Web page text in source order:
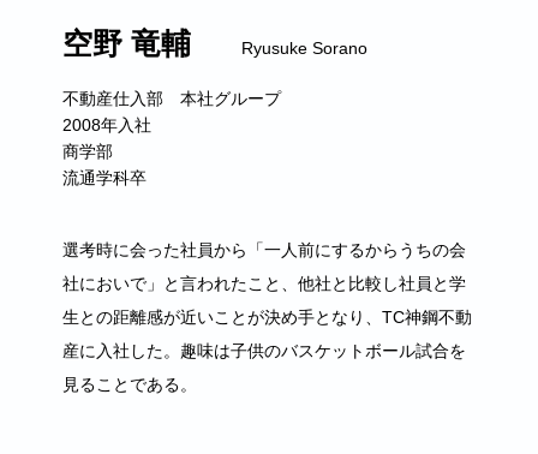
空野 竜輔 Ryusuke Sorano
不動産仕入部 本社グループ
2008年入社
商学部
流通学科卒
選考時に会った社員から「一人前にするからうちの会
社においで」と言われたこと、他社と比較し社員と学
生との距離感が近いことが決め手となり、TC神鋼不動
産に入社した。趣味は子供のバスケットボール試合を
見ることである。